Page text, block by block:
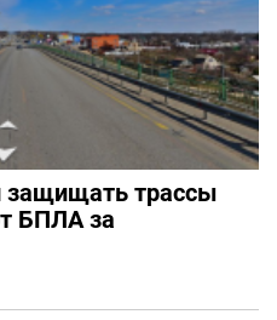
защищать трассы
БПЛА за